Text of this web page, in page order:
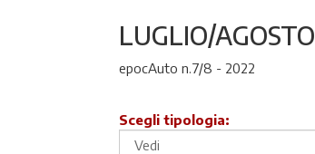
LUGLIO/AGOSTO
epocAuto n.7/8 - 2022
Scegli tipologia: